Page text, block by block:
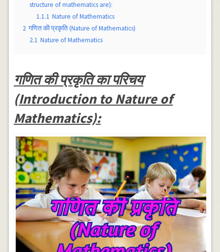
structure of mathematics are):
1.1.1 Nature of Mathematics
2 गणित की प्रकृति (Nature of Mathematics)
2.1 Nature of Mathematics
गणित की प्रकृति का परिचय
(Introduction to Nature of
Mathematics):